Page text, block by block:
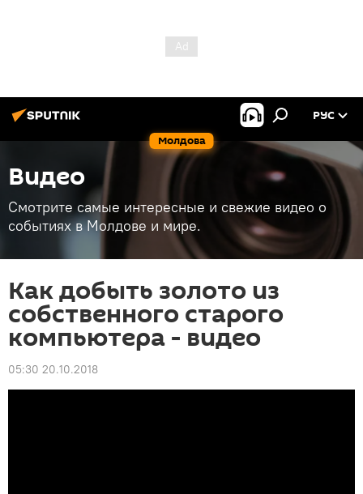
Молдова
РУС
Видео
Смотрите самые интересные и свежие видео о
событиях в Молдове и мире.
Как добыть золото из
собственного старого
компьютера - видео
05:30 20.10.2018